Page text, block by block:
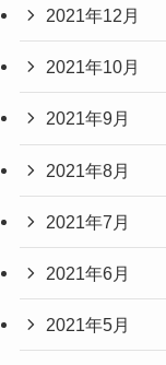
2021年12月
2021年10月
2021年9月
2021年8月
2021年7月
2021年6月
2021年5月